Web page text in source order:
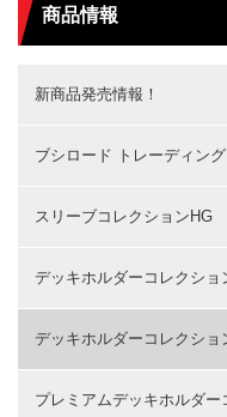
商品情報
新商品発売情報！
ブシロード トレーディン
スリーブコレクションHG
デッキホルダーコレクショ
デッキホルダーコレクショ
プレミアムデッキホルダー